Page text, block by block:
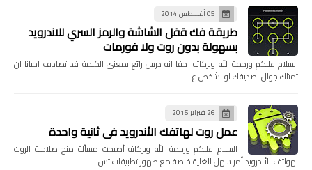
05 أغسطس 2014
طريقة فك قفل الشاشة والرمز السري للاندرويد
بسهولة بدون روت ولا فورمات
السلام عليكم ورحمة الله وبركاته حقا انه درس رائع بمعني الكلمة قد تصادف احيانا ان
تمتلك جوال لصديقك او لشخص ع…
26 فبراير 2015
عمل روت لهاتفك الأندرويد في ثانية واحدة
السلام عليكم ورحمة الله وبركاته أصبحت مسألة منح صلاحية الروت
لهواتف الأندرويد أمر سهل للغاية خاصة مع ظهور تطبيقات تس…